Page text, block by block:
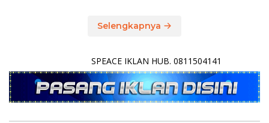
Selengkapnya
SPEACE IKLAN HUB. 0811504141